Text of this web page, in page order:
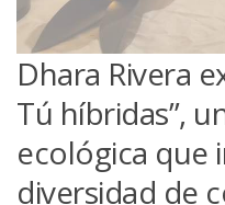
Dhara Rivera
Tú híbridas”,
ecológica que
diversidad de